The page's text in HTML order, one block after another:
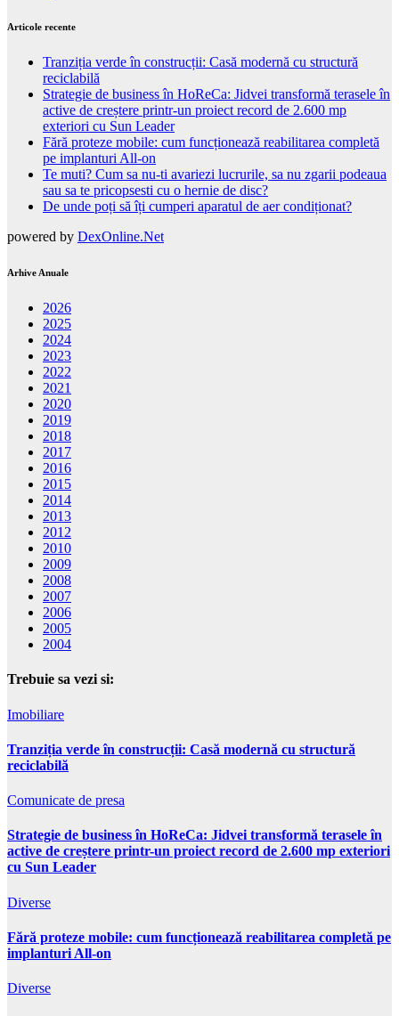
Articole recente
Tranziția verde în construcții: Casă modernă cu structură
reciclabilă
Strategie de business în HoReCa: Jidvei transformă terasele în
active de creștere printr-un proiect record de 2.600 mp
exteriori cu Sun Leader
Fără proteze mobile: cum funcționează reabilitarea completă
pe implanturi All-on
Te muti? Cum sa nu-ti avariezi lucrurile, sa nu zgarii podeaua
sau sa te pricopsesti cu o hernie de disc?
De unde poți să îți cumperi aparatul de aer condiționat?
powered by DexOnline.Net
Arhive Anuale
2026
2025
2024
2023
2022
2021
2020
2019
2018
2017
2016
2015
2014
2013
2012
2010
2009
2008
2007
2006
2005
2004
Trebuie sa vezi si:
Imobiliare
Tranziția verde în construcții: Casă modernă cu structură
reciclabilă
Comunicate de presa
Strategie de business în HoReCa: Jidvei transformă terasele în
active de creștere printr-un proiect record de 2.600 mp exteriori
cu Sun Leader
Diverse
Fără proteze mobile: cum funcționează reabilitarea completă pe
implanturi All-on
Diverse